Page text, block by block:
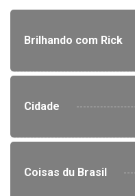
Brilhando com Rick
Cidade
Coisas du Brasil